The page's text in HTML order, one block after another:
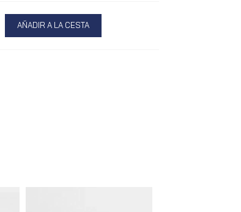
AÑADIR A LA CESTA